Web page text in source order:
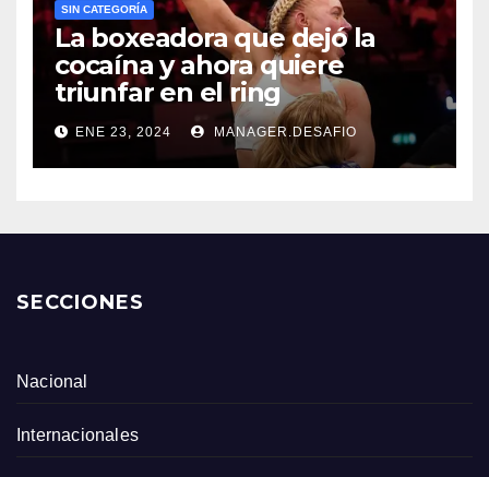
SIN CATEGORÍA
La boxeadora que dejó la
cocaína y ahora quiere
triunfar en el ring​
ENE 23, 2024 MANAGER.DESAFIO
SECCIONES
Nacional
Internacionales